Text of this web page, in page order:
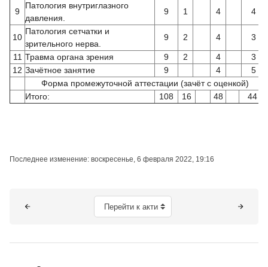
9
Патология внутриглазного
давления.
9 1 4 4
10
Патология сетчатки и
зрительного нерва.
9 2 4 3
11 Травма органа зрения 9 2 4
3
12 Зачётное занятие 9 4
5
Форма промежуточной аттестации (зачёт с оценкой)
Итого:
108 16 48 44
Последнее изменение: воскресенье, 6 февраля 2022, 19:16
Перейти к активному элементу